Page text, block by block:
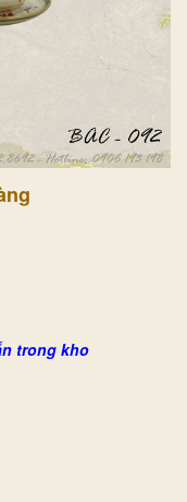
trong kho